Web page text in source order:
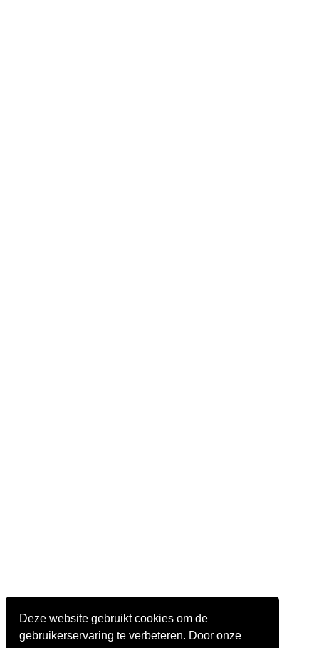
Deze website gebruikt cookies om de
gebruikerservaring te verbeteren. Door onze